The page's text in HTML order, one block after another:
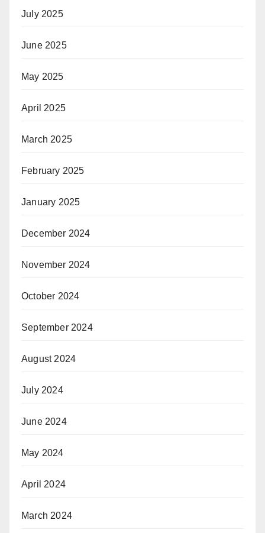
July 2025
June 2025
May 2025
April 2025
March 2025
February 2025
January 2025
December 2024
November 2024
October 2024
September 2024
August 2024
July 2024
June 2024
May 2024
April 2024
March 2024